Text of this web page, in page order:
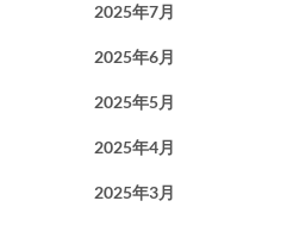
2025年7月
2025年6月
2025年5月
2025年4月
2025年3月